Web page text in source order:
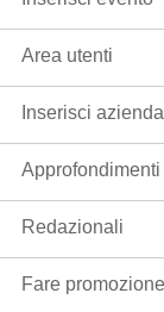
Area utenti
Inserisci azienda
Approfondimenti
Redazionali
Fare promozione